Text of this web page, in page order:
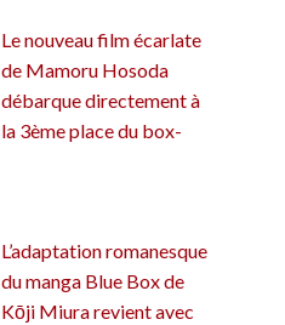
Le nouveau film écarlate
de Mamoru Hosoda
débarque directement à
la 3ème place du box-
L’adaptation romanesque
du manga Blue Box de
Kōji Miura revient avec